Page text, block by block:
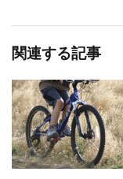
関連する記事